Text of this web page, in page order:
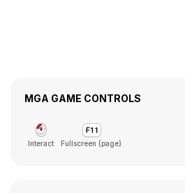
MGA GAME CONTROLS
Interact Fullscreen (page)